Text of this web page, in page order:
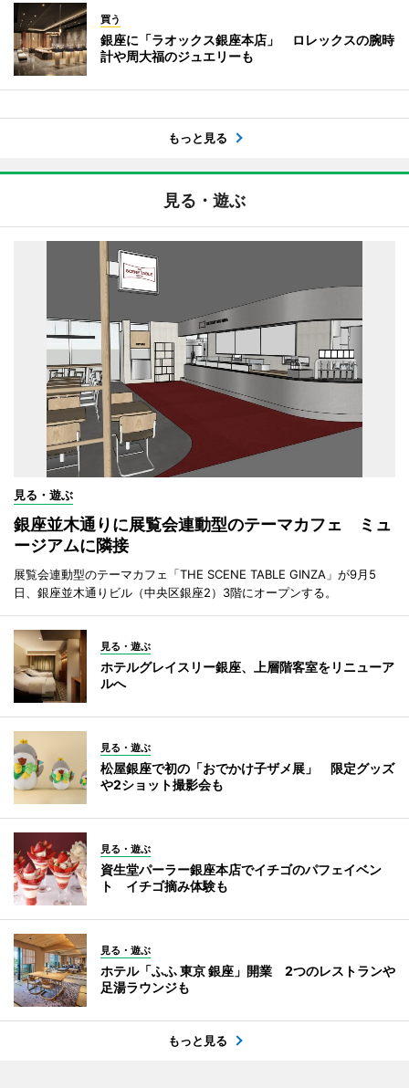
買う
銀座に「ラオックス銀座本店」 ロレックスの腕時
計や周大福のジュエリーも
もっと見る
見る・遊ぶ
見る・遊ぶ
銀座並木通りに展覧会連動型のテーマカフェ ミュ
ージアムに隣接
展覧会連動型のテーマカフェ「THE SCENE TABLE GINZA」が9月5
日、銀座並木通りビル（中央区銀座2）3階にオープンする。
見る・遊ぶ
ホテルグレイスリー銀座、上層階客室をリニューア
ルへ
見る・遊ぶ
松屋銀座で初の「おでかけ子ザメ展」 限定グッズ
や2ショット撮影会も
見る・遊ぶ
資生堂パーラー銀座本店でイチゴのパフェイベン
ト イチゴ摘み体験も
見る・遊ぶ
ホテル「ふふ 東京 銀座」開業 2つのレストランや
足湯ラウンジも
もっと見る